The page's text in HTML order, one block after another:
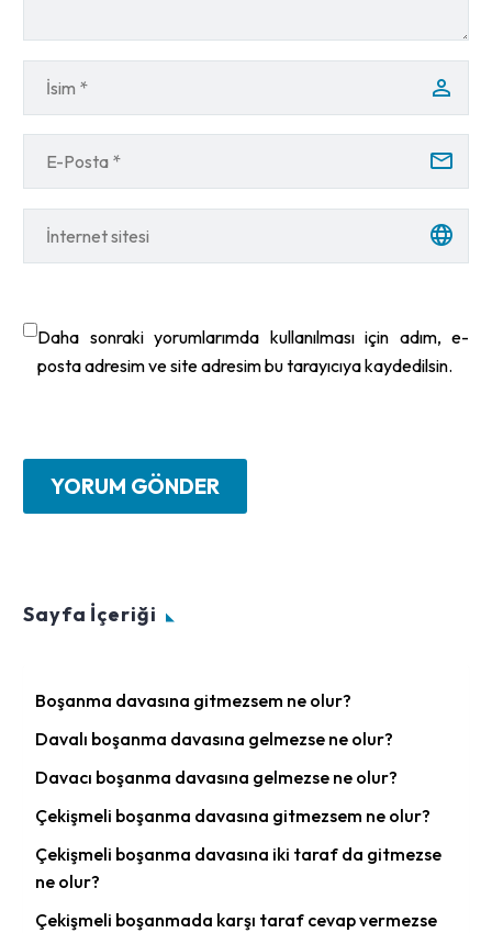
Daha sonraki yorumlarımda kullanılması için adım, e-
posta adresim ve site adresim bu tarayıcıya kaydedilsin.
YORUM GÖNDER
Sayfa İçeriği
Boşanma davasına gitmezsem ne olur?
Davalı boşanma davasına gelmezse ne olur?
Davacı boşanma davasına gelmezse ne olur?
Çekişmeli boşanma davasına gitmezsem ne olur?
Çekişmeli boşanma davasına iki taraf da gitmezse
ne olur?
Çekişmeli boşanmada karşı taraf cevap vermezse